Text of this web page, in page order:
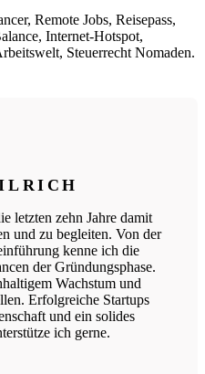
Remote Jobs, Reisepass,
Internet-Hotspot,
Steuerrecht Nomaden.
letzten zehn Jahre damit
und zu begleiten. Von der
kenne ich die
der Gründungsphase.
Wachstum und
Erfolgreiche Startups
und ein solides
ich gerne.